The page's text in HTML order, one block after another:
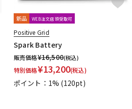
新品 WEB注文店頭受取可
Positive Grid
Spark Battery
販売価格¥16,500(税込)
特別価格¥13,200(税込)
ポイント：1% (120pt)